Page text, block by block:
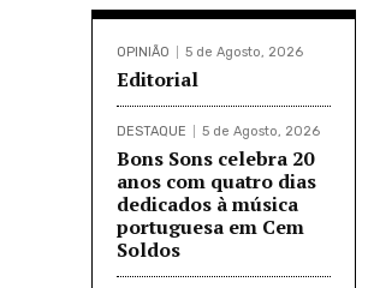
OPINIÃO 5 de Agosto, 2026
Editorial
DESTAQUE 5 de Agosto, 2026
Bons Sons celebra 20
anos com quatro dias
dedicados à música
portuguesa em Cem
Soldos